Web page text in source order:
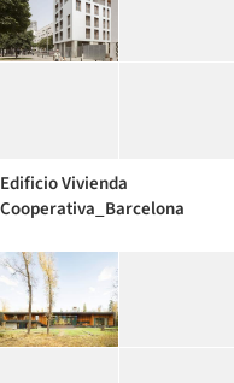
Edificio Vivienda
Cooperativa_Barcelona